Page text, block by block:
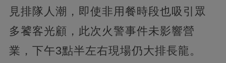
見排隊人潮，即使非用餐時段也吸引眾
多饕客光顧，此次火警事件未影響營
業，下午3點半左右現場仍大排長龍。